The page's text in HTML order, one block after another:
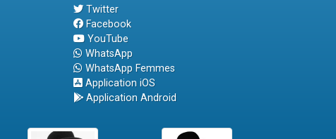
Twitter
Facebook
YouTube
WhatsApp
WhatsApp Femmes
Application iOS
Application Android